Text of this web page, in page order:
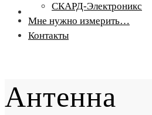
СКАРД-Электроникс
Мне нужно измерить…
Контакты
Антенна